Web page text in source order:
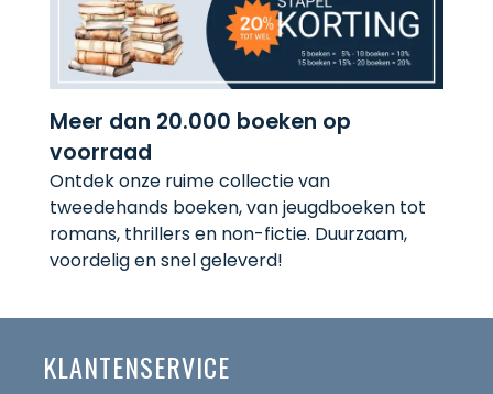
Meer dan 20.000 boeken op
voorraad
Ontdek onze ruime collectie van
tweedehands boeken, van jeugdboeken tot
romans, thrillers en non-fictie. Duurzaam,
voordelig en snel geleverd!
KLANTENSERVICE